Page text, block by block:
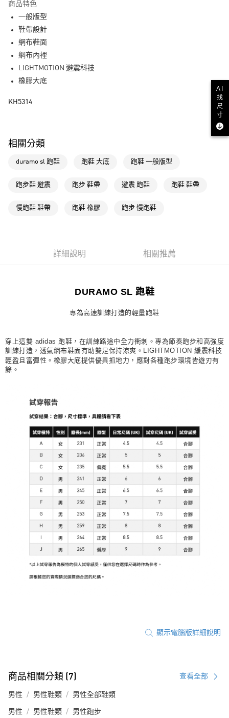
LINE Pay
每筆NT$80，滿NT$1,500(含以上)免運費
每筆NT$80，滿NT$1,500(含以上)免運費
萊爾富取貨付款
付款後萊爾富取貨
每筆NT$80，滿NT$1,500(含以上)免運費
付款後7-11取貨
商品特色
一般版型
鞋帶設計
網布鞋面
網布內裡
LIGHTMOTION 避震科技
橡膠大底
KH5314
相關分類
duramo sl 跑鞋 跑鞋 大底 跑鞋 一般版型
跑步鞋 避震 跑步 鞋帶 避震 跑鞋 跑鞋 鞋帶
慢跑鞋 鞋帶 跑鞋 橡膠 跑步 慢跑鞋
詳細說明 相關推薦
DURAMO SL 跑鞋
專為高速訓練打造的輕量跑鞋
穿上這雙 adidas 跑鞋，在訓練路途中全力衝刺。專為節奏跑步和高強度
訓練打造，透氣網布鞋面有助雙足保持涼爽。LIGHTMOTION 緩震科技
輕盈且富彈性。橡膠大底提供優異抓地力，應對各種跑步環境皆遊刃有
餘。
顯示電腦版詳細說明
商品相關分類 (7) 查看全部
男性 男性鞋類 男性全部鞋類
男性 男性鞋類 男性跑步
AI
找
尺
寸